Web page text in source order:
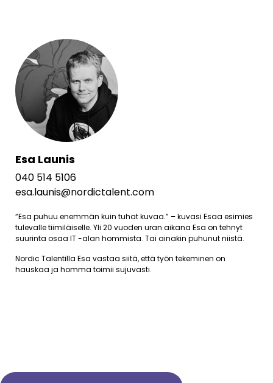
Esa Launis
040 514 5106
esa.launis@nordictalent.com
“Esa puhuu enemmän kuin tuhat kuvaa.” – kuvasi Esaa esimies
tulevalle tiimiläiselle. Yli 20 vuoden uran aikana Esa on tehnyt
suurinta osaa IT -alan hommista. Tai ainakin puhunut niistä.
Nordic Talentilla Esa vastaa siitä, että työn tekeminen on
hauskaa ja homma toimii sujuvasti.